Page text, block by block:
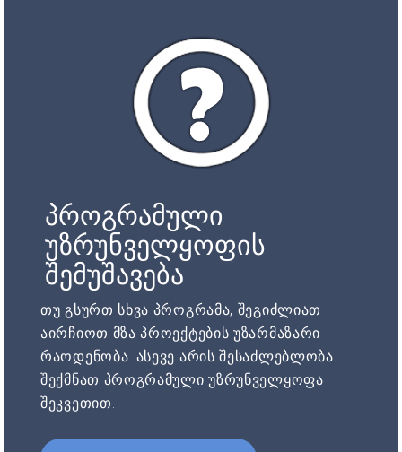
პროგრამული
უზრუნველყოფის
შემუშავება
თუ გსურთ სხვა პროგრამა, შეგიძლიათ
აირჩიოთ მზა პროექტების უზარმაზარი
რაოდენობა. ასევე არის შესაძლებლობა
შექმნათ პროგრამული უზრუნველყოფა
შეკვეთით.